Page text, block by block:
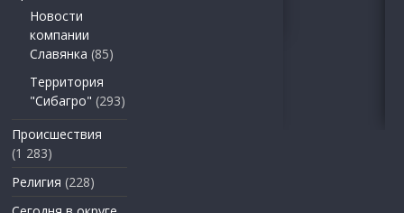
Новости
компании
Славянка (85)
Территория
"Сибагро" (293)
Происшествия
(1 283)
Религия (228)